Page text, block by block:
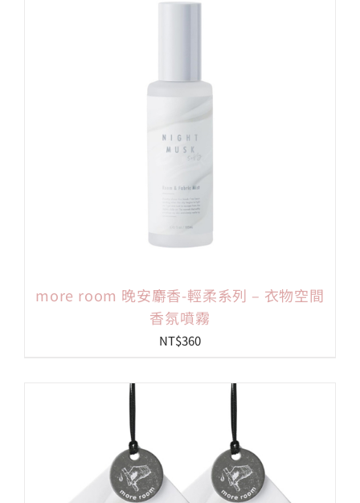
more room 晚安麝香-輕柔系列 – 衣物空間
香氛噴霧
NT$360